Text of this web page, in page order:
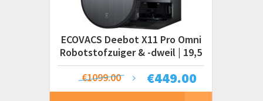
ECOVACS Deebot X11 Pro Omni
Robotstofzuiger & -dweil | 19,5
kPa
€449.00
€1099.00